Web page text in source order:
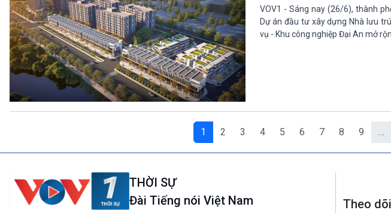
VOV1 - Sáng nay (26/6), thành
Dự án đầu tư xây dựng Nhà lưu
vụ - Khu công nghiệp Đại An mở
1 2 3 4 5 6 7 8 9 …
THỜI SỰ
Đài Tiếng nói Việt Nam
Theo